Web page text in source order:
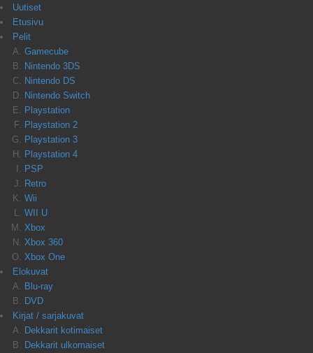
Uutiset
Etusivu
Pelit
Gamecube
Nintendo 3DS
Nintendo DS
Nintendo Switch
Playstation
Playstation 2
Playstation 3
Playstation 4
PSP
Retro
Wii
WII U
Xbox
Xbox 360
Xbox One
Elokuvat
Blu-ray
DVD
Kirjat / sarjakuvat
Dekkarit kotimaiset
Dekkarit ulkomaiset